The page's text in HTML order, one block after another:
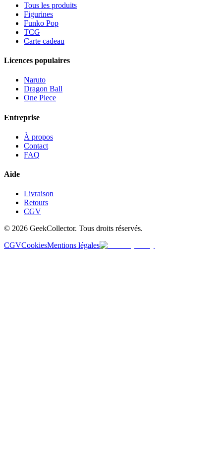
Tous les produits
Figurines
Funko Pop
TCG
Carte cadeau
Licences populaires
Naruto
Dragon Ball
One Piece
Entreprise
À propos
Contact
FAQ
Aide
Livraison
Retours
CGV
© 2026 GeekCollector. Tous droits réservés.
CGVCookiesMentions légales